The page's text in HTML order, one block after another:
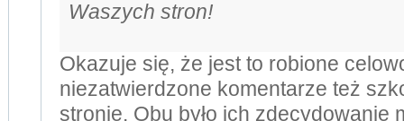
Waszych stron!
Okazuje się, że jest to robione
niezatwierdzone komentarze też
stronie. Obu było ich zdecydowanie